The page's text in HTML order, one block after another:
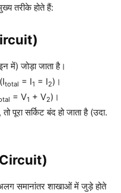
तरीके होते हैं:
में) जोड़ा जाता है।
total = I1 = I2)।
= V1 + V2)।
पूरा सर्किट बंद हो जाता है (उदा.
Circuit)
समानांतर शाखाओं में जुड़े होते